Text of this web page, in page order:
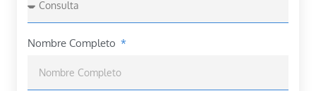
Nombre Completo